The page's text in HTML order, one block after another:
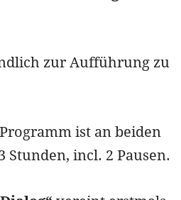
zur Aufführung zu
ist an beiden
Stunden, incl. 2 Pausen.